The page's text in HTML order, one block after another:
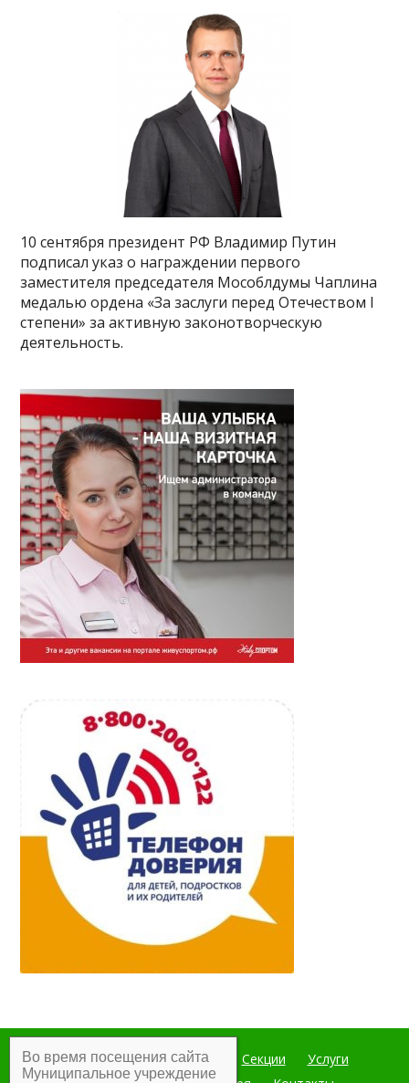
10 сентября президент РФ Владимир Путин
подписал указ о награждении первого
заместителя председателя Мособлдумы Чаплина
медалью ордена «За заслуги перед Отечеством I
степени» за активную законотворческую
деятельность.
Главная Мероприятия Секции
Услуги
Во время посещения сайта
Муниципальное учреждение